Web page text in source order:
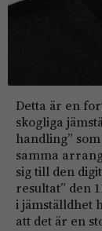
Detta är en
skogliga
handling”
samma
sig till den
resultat” den
i jämställdhet
att det är en